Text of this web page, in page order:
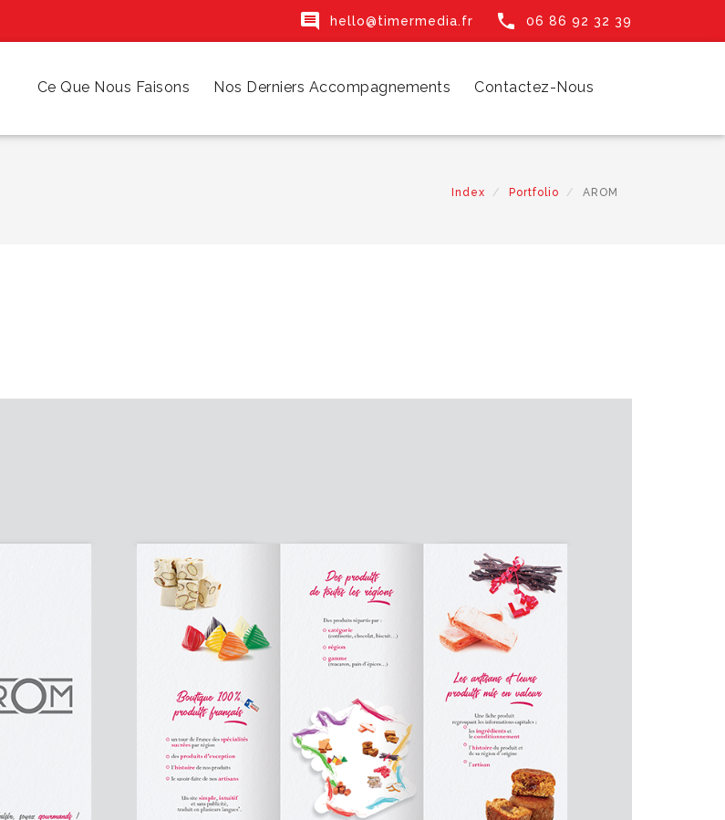
 hello@timermedia.fr  06 86 92 32 39
Ce Que Nous Faisons Nos Derniers Accompagnements Contactez-Nous
Index Portfolio AROM